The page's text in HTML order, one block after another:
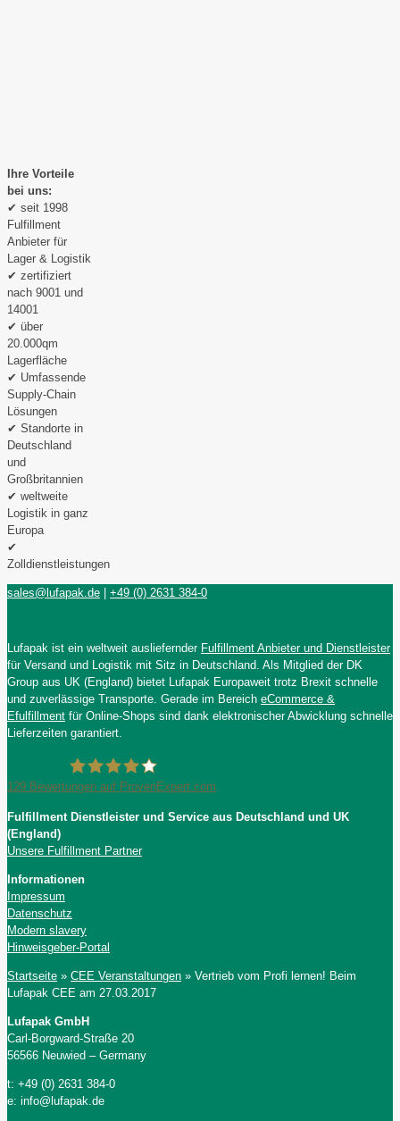
Ihre Vorteile
bei uns:
✔ seit 1998
Fulfillment
Anbieter für
Lager & Logistik
✔ zertifiziert
nach 9001 und
14001
✔ über
20.000qm
Lagerfläche
✔ Umfassende
Supply-Chain
Lösungen
✔ Standorte in
Deutschland
und
Großbritannien
✔ weltweite
Logistik in ganz
Europa
✔
Zolldienstleistungen
sales@lufapak.de +49 (0) 2631 384-0
Lufapak ist ein weltweit ausliefernder Fulfillment Anbieter und Dienstleister
für Versand und Logistik mit Sitz in Deutschland. Als Mitglied der DK
Group aus UK (England) bietet Lufapak Europaweit trotz Brexit schnelle
und zuverlässige Transporte. Gerade im Bereich eCommerce &
Efulfillment für Online-Shops sind dank elektronischer Abwicklung schnelle
Lieferzeiten garantiert.
Lufapak GmbH
129 Bewertungen auf ProvenExpert.com
Fulfillment Dienstleister und Service aus Deutschland und UK
(England)
Unsere Fulfillment Partner
Informationen
Impressum
Datenschutz
Modern slavery
Hinweisgeber-Portal
Startseite » CEE Veranstaltungen » Vertrieb vom Profi lernen! Beim
Lufapak CEE am 27.03.2017
Lufapak GmbH
Carl-Borgward-Straße 20
56566 Neuwied – Germany
t: +49 (0) 2631 384-0
e: info@lufapak.de